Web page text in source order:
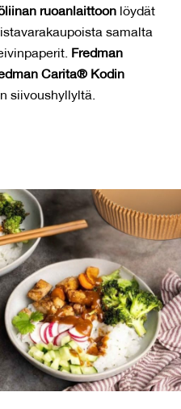
ruoanlaittoon löydät
samalta
Fredman
Carita® Kodin
siivoushyllyltä.